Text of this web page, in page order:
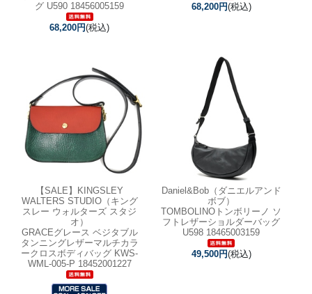
グ U590 18456005159
68,200円(税込)
68,200円(税込)
【SALE】
KINGSLEY
WALTERS STUDIO（キング
スレー ウォルターズ スタジ
オ）
GRACEグレース ベジタブル
タンニングレザーマルチカラ
ークロスボディバッグ KWS-
WML-005-P 18452001227
Daniel&Bob（ダニエルアンド
ボブ）
TOMBOLINOトンボリーノ ソ
フトレザーショルダーバッグ
U598 18465003159
49,500円(税込)